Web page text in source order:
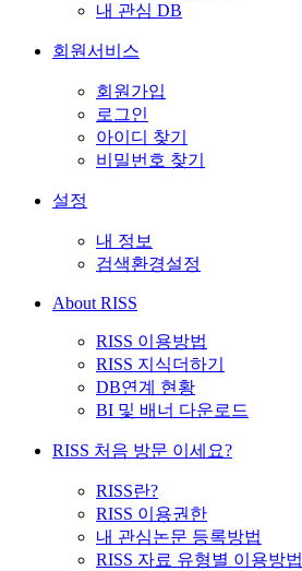
내 관심 DB
회원서비스
회원가입
로그인
아이디 찾기
비밀번호 찾기
설정
내 정보
검색환경설정
About RISS
RISS 이용방법
RISS 지식더하기
DB연계 현황
BI 및 배너 다운로드
RISS 처음 방문 이세요?
RISS란?
RISS 이용권한
내 관심논문 등록방법
RISS 자료 유형별 이용방법